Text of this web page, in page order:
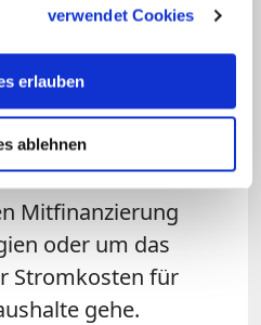
verwendet Cookies
erlauben
ablehnen
Energien,
Lasten einseitig zu
könnten und
als schwächere.
wenn es um
Unternehmen
Mitfinanzierung
oder um das
Stromkosten für
gehe.